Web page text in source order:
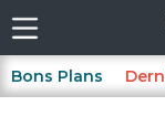
Bons Plans